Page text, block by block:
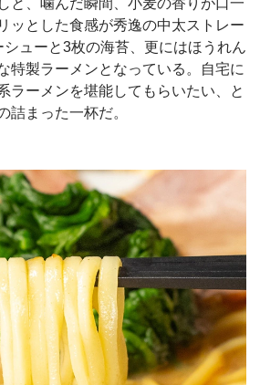
と、噛んだ瞬間、小麦の香りが口一
ッとした食感が秀逸の中太ストレー
シューと3枚の海苔、更にはほうれん
特製ラーメンとなっている。自宅に
ラーメンを堪能してもらいたい、と
詰まった一杯だ。